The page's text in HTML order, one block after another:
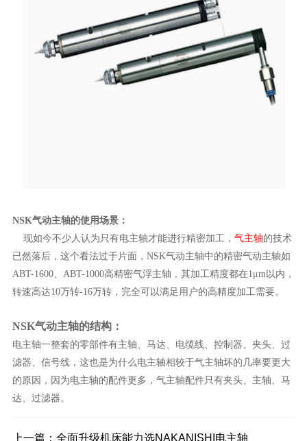
NSK气动主轴的使用场景：
现如今不少人认为只有电主轴才能进行精密加工， 气主轴的技术
已然落后，这个看法过于片面， NSK气动主轴中的精密气动主轴如
ABT-1600、ABT-1000高精密气浮主轴，其加工精度都在1 μm以内，
转速高达10万转-16万转，完全可以满足用户的高精度加工需要。
NSK气动主轴的结构：
电主轴一整套的零部件有主轴、马达、电缆线、控制器、夹头、过
滤器、信号线，这也是为什么电主轴相较于气主轴坏的几率要更大
的原因，因为电主轴的配件更多，气主轴配件只有夹头、主轴、马
达、过滤器。
上一篇： 全面升级机床能力选NAKANISHI电主轴